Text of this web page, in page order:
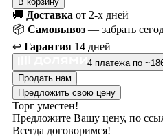
🚚 Доставка от 2-х дней
📦 Самовывоз — забрать
↩️ Гарантия 14 дней
4 платежа по
Продать нам
Предложить свою цену
Торг уместен!
Предложите Вашу цену, по
Всегда договоримся!